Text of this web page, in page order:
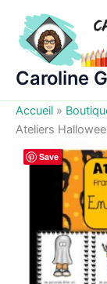
contenu
Caroline
Accueil »
Ateliers
Save